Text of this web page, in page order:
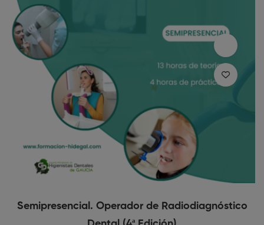
Semipresencial. Operador de Radiodiagnóstico